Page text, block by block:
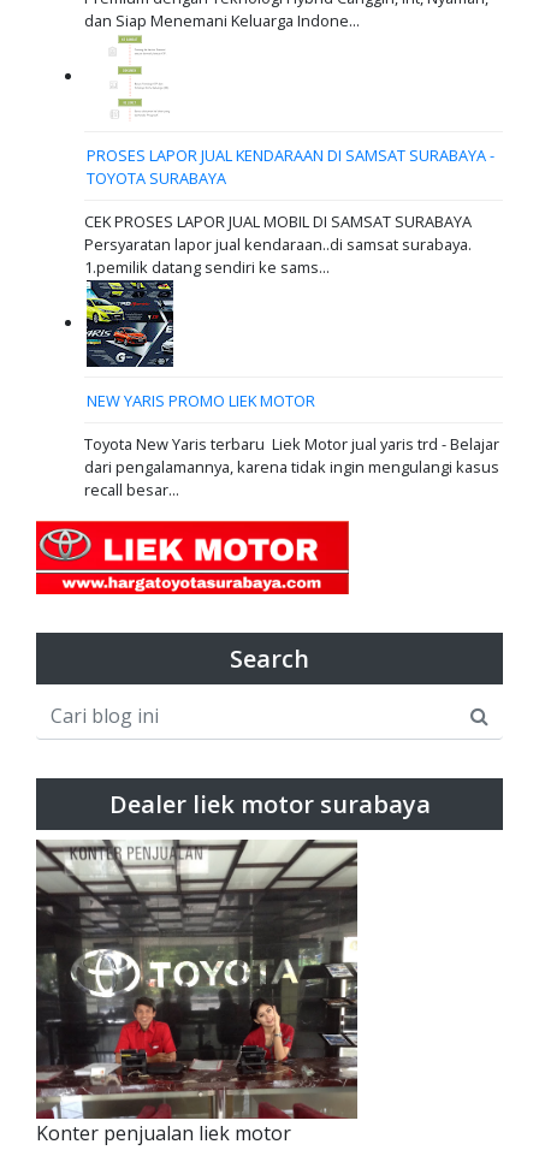
dan Siap Menemani Keluarga Indone...
PROSES LAPOR JUAL KENDARAAN DI SAMSAT SURABAYA -
TOYOTA SURABAYA
CEK PROSES LAPOR JUAL MOBIL DI SAMSAT SURABAYA
Persyaratan lapor jual kendaraan..di samsat surabaya.
1.pemilik datang sendiri ke sams...
NEW YARIS PROMO LIEK MOTOR
Toyota New Yaris terbaru Liek Motor jual yaris trd - Belajar
dari pengalamannya, karena tidak ingin mengulangi kasus
recall besar...
Search
Dealer liek motor surabaya
Konter penjualan liek motor